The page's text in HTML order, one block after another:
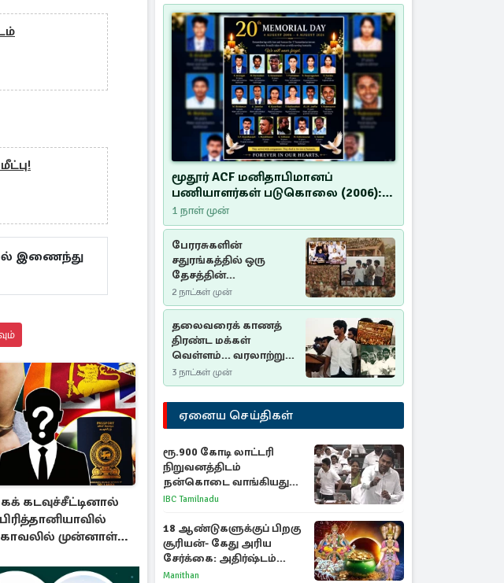
இணைந்து
கடவுச்சீட்டினால்
காவலில் முன்னாள்
மூதூர் ACF மனிதாபிமானப்
பணியாளர்கள் படுகொலை (2006):
20 ஆண்டுகளாகியும் நீதி
மறுக்கப்பட்ட மனிதாபிமானப்
பேரவலம்
1 நாள் முன்
பேரரசுகளின்
சதுரங்கத்தில் ஒரு
தேசத்தின்
தீர்க்கதரிசனம் :
சுதுமலை பிரகடனம்
ஒரு வரலாற்றுப் பாடம்
2 நாட்கள் முன்
தலைவரைக் காணத்
திரண்ட மக்கள்
வெள்ளம்... வரலாற்றுச்
சிறப்புமிக்க சுதுமலைப்
பிரகடனம்…
3 நாட்கள் முன்
ஏனைய செய்திகள்
ரூ.900 கோடி லாட்டரி
நிறுவனத்திடம்
நன்கொடை வாங்கியது
ஏன்? உதயநிதி - ஆதவ்
IBC Tamilnadu
18 ஆண்டுகளுக்குப் பிறகு
சூரியன்- கேது அரிய
சேர்க்கை: அதிர்ஷ்டம்
பெறும் 3 ராசிகள்!
Manithan